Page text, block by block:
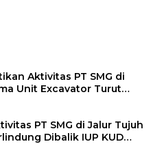
Aktivitas PT SMG di
Unit Excavator Turut
PT SMG di Jalur Tujuh
Dibalik IUP KUD